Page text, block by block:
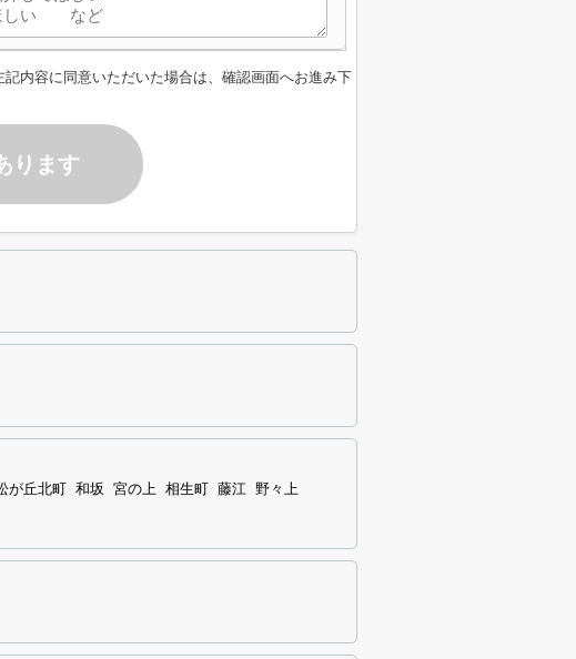
内容に同意いただいた場合は、確認画面へお進み下
ります
が丘北町 和坂 宮の上 相生町 藤江 野々上